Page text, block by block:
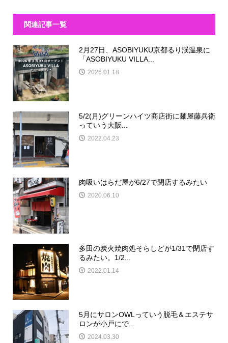
関連記事一覧
2月27日、ASOBIYUKU京都るり渓温泉に
「ASOBIYUKU VILLA...
2026.01.18
5/2(月)グリーンハイツ商店街に麺屋藤兵衛
っていう大阪...
2022.04.23
肉吸いはらだ屋が6/27で閉店するみたい
2020.06.10
多田の炭火焼肉処そらしどが1/31で閉店す
るみたい。1/2...
2022.01.14
5月にサロンOWLっていう脱毛＆エステサ
ロンが小戸にで...
2024.03.30